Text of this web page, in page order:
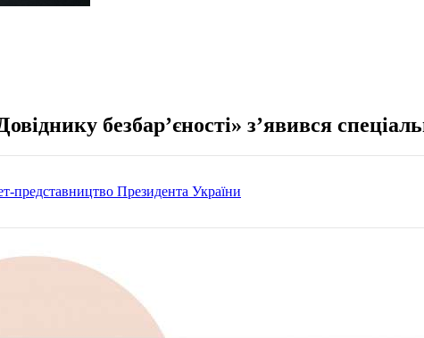
безбар’єності» з’явився
представництво Президента України